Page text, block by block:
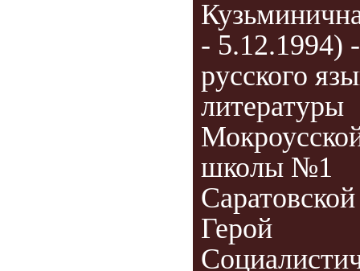
- 5.12.1994)
русского
литературы
школы №1
Герой